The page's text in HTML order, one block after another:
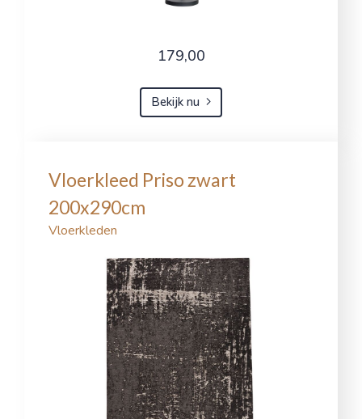
179,00
Bekijk nu
Vloerkleed Priso zwart
200x290cm
Vloerkleden